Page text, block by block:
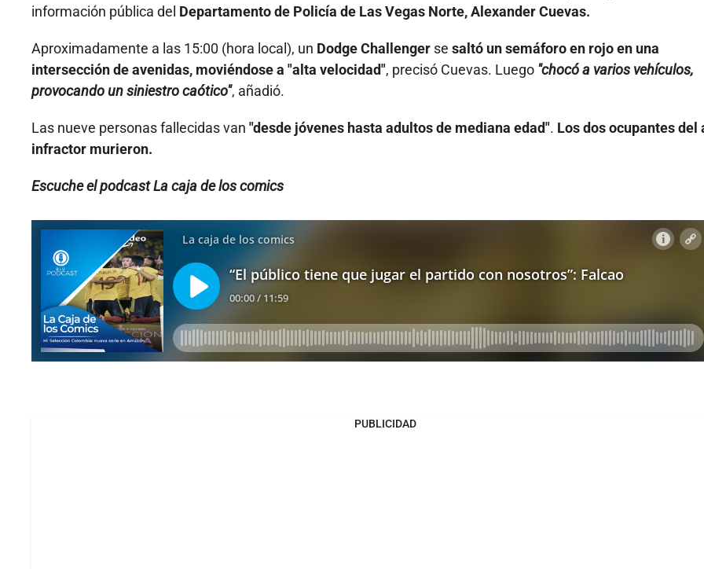
información pública del Departamento de Policía de Las Vegas Norte, Alexander Cuevas.
Aproximadamente a las 15:00 (hora local), un Dodge Challenger se saltó un semáforo en rojo en una
intersección de avenidas, moviéndose a "alta velocidad", precisó Cuevas. Luego "chocó a varios vehículos,
provocando un siniestro caótico", añadió.
Las nueve personas fallecidas van "desde jóvenes hasta adultos de mediana edad". Los dos ocupantes del
infractor murieron.
Escuche el podcast La caja de los comics
PUBLICIDAD